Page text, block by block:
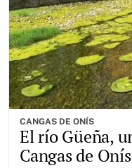
CANGAS DE ONÍS
El río Güeña,
Cangas de Onís